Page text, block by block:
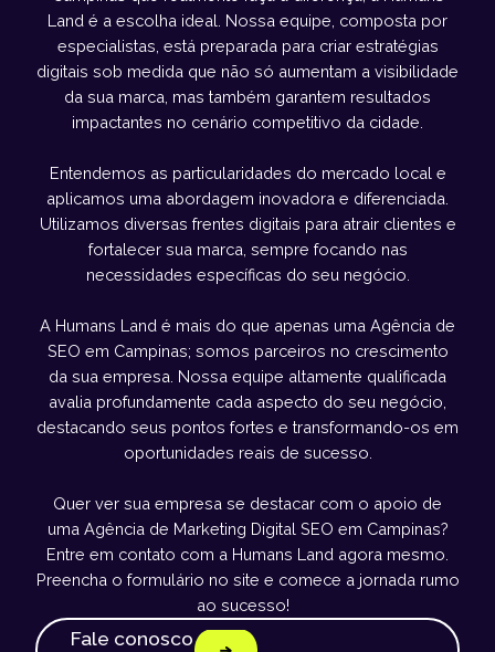
Land é a escolha ideal. Nossa equipe, composta por
especialistas, está preparada para criar estratégias
digitais sob medida que não só aumentam a visibilidade
da sua marca, mas também garantem resultados
impactantes no cenário competitivo da cidade.
Entendemos as particularidades do mercado local e
aplicamos uma abordagem inovadora e diferenciada.
Utilizamos diversas frentes digitais para atrair clientes e
fortalecer sua marca, sempre focando nas
necessidades específicas do seu negócio.
A Humans Land é mais do que apenas uma Agência de
SEO em Campinas; somos parceiros no crescimento
da sua empresa. Nossa equipe altamente qualificada
avalia profundamente cada aspecto do seu negócio,
destacando seus pontos fortes e transformando-os em
oportunidades reais de sucesso.
Quer ver sua empresa se destacar com o apoio de
uma Agência de Marketing Digital SEO em Campinas?
Entre em contato com a Humans Land agora mesmo.
Preencha o formulário no site e comece a jornada rumo
ao sucesso!
Fale conosco